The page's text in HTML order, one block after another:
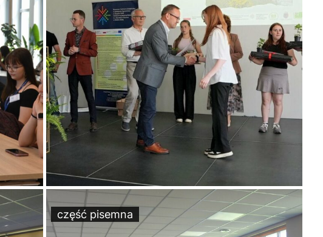
część pisemna